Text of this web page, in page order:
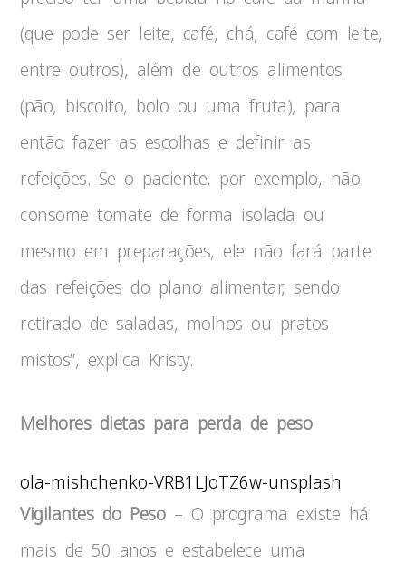
(que pode ser leite, café, chá, café com leite,
entre outros), além de outros alimentos
(pão, biscoito, bolo ou uma fruta), para
então fazer as escolhas e definir as
refeições. Se o paciente, por exemplo, não
consome tomate de forma isolada ou
mesmo em preparações, ele não fará parte
das refeições do plano alimentar, sendo
retirado de saladas, molhos ou pratos
mistos”, explica Kristy.
Melhores dietas para perda de peso
ola-mishchenko-VRB1LJoTZ6w-unsplash
Vigilantes do Peso – O programa existe há
mais de 50 anos e estabelece uma